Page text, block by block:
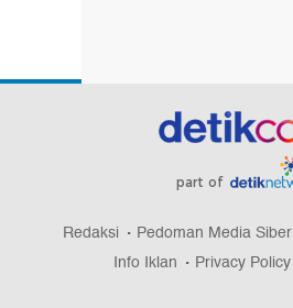
part of
Redaksi Pedoman Media Siber
Info Iklan
Privacy Policy